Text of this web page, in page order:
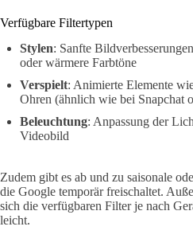
Verfügbare Filtertypen
Stylen: Sanfte
oder wärmere Farbtöne
Verspielt: Animierte Elemente
Ohren (ähnlich wie bei Snapchat
Beleuchtung: Anpassung der
Videobild
Zudem gibt es ab und zu saisonale
die Google temporär freischaltet.
sich die verfügbaren Filter je nach
leicht.